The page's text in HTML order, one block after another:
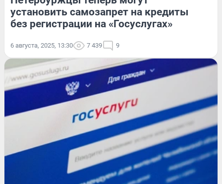
установить самозапрет на кредиты
без регистрации на «Госуслугах»
6 августа, 2025, 13:30 7 439 9